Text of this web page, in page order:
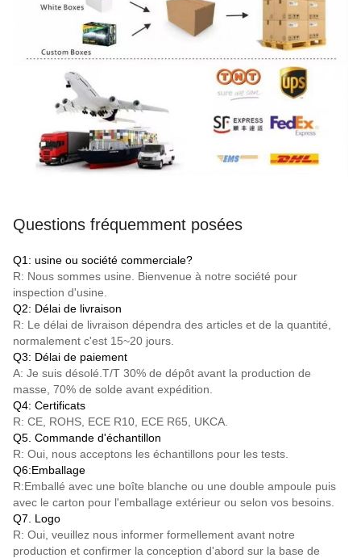
Questions fréquemment posées
Q1: usine ou société commerciale?
R: Nous sommes usine. Bienvenue à notre société pour
inspection d'usine.
Q2: Délai de livraison
R: Le délai de livraison dépendra des articles et de la quantité,
normalement c'est 15~20 jours.
Q3: Délai de paiement
A: Je suis désolé. T/T 30% de dépôt avant la production de
masse, 70% de solde avant expédition.
Q4: Certificats
R: CE, ROHS, ECE R10, ECE R65, UKCA.
Q5. Commande d'échantillon
R: Oui, nous acceptons les échantillons pour les tests.
Q6:Emballage
R:Emballé avec une boîte blanche ou une double ampoule puis
avec le carton pour l'emballage extérieur ou selon vos besoins.
Q7. Logo
R: Oui, veuillez nous informer formellement avant notre
production et confirmer la conception d'abord sur la base de